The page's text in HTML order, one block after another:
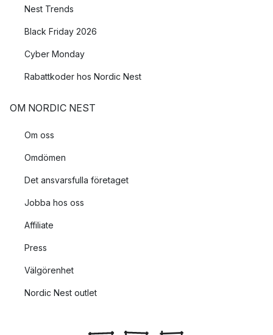
Nest Trends
Black Friday 2026
Cyber Monday
Rabattkoder hos Nordic Nest
OM NORDIC NEST
Om oss
Omdömen
Det ansvarsfulla företaget
Jobba hos oss
Affiliate
Press
Välgörenhet
Nordic Nest outlet